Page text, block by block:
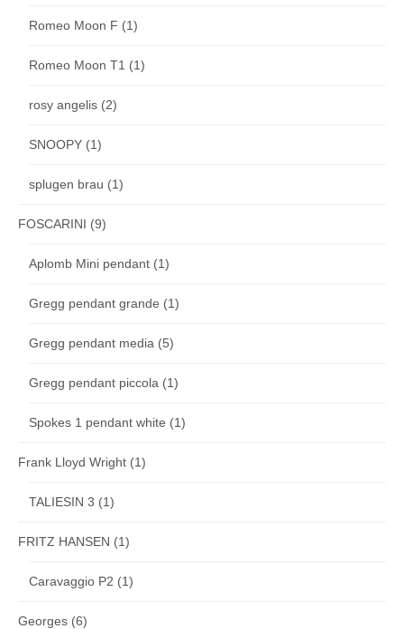
Romeo Moon F (1)
Romeo Moon T1 (1)
rosy angelis (2)
SNOOPY (1)
splugen brau (1)
FOSCARINI (9)
Aplomb Mini pendant (1)
Gregg pendant grande (1)
Gregg pendant media (5)
Gregg pendant piccola (1)
Spokes 1 pendant white (1)
Frank Lloyd Wright (1)
TALIESIN 3 (1)
FRITZ HANSEN (1)
Caravaggio P2 (1)
Georges (6)